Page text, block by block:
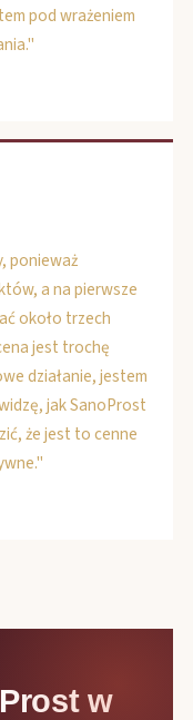
pod wrażeniem
ponieważ
a na pierwsze
około trzech
jest trochę
działanie, jestem
jak SanoProst
że jest to cenne
w